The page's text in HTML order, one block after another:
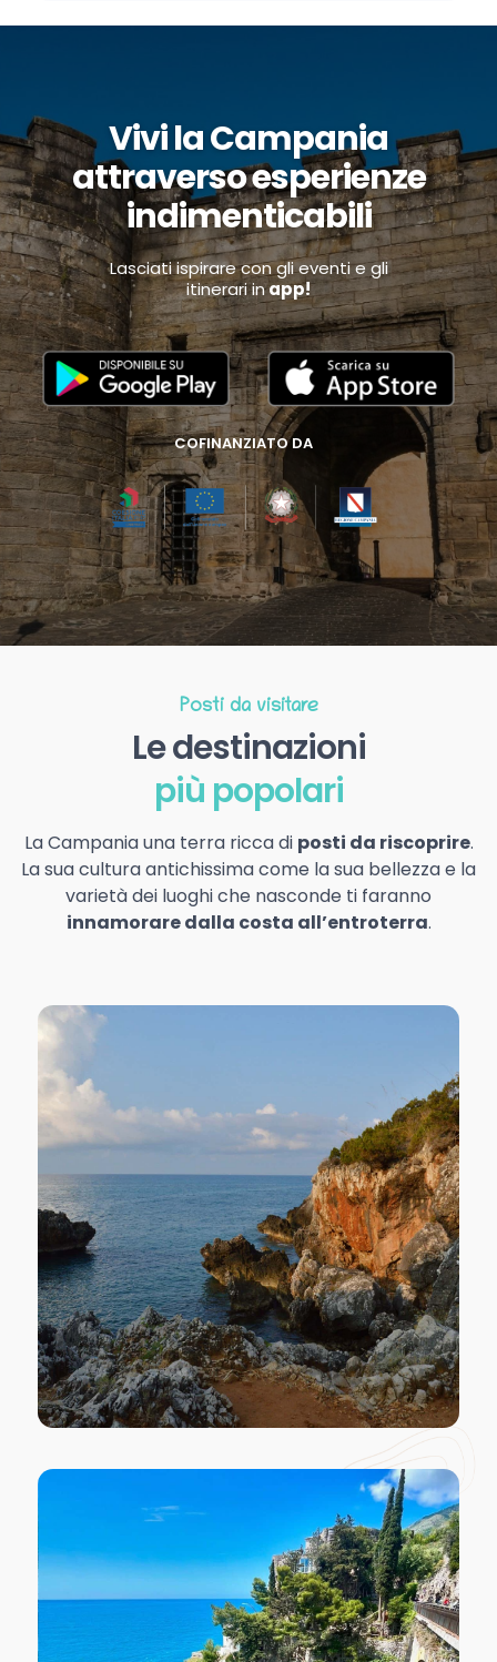
Vivi la Campania
attraverso esperienze
indimenticabili
Lasciati ispirare con gli eventi e gli
itinerari inapp!
COFINANZIATO DA
Posti da visitare
Le destinazioni
più popolari
La Campania una terra ricca di posti da riscoprire.
La sua cultura antichissima come la sua bellezza e la
varietà dei luoghi che nasconde ti faranno
innamorare dalla costa all’entroterra.